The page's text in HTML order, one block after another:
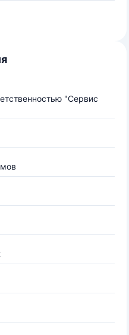
"Сервис